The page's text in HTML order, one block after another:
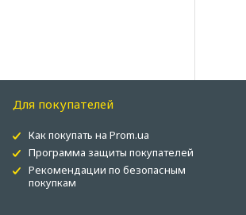
Для покупателей
Как покупать на Prom.ua
Программа защиты покупателей
Рекомендации по безопасным
покупкам